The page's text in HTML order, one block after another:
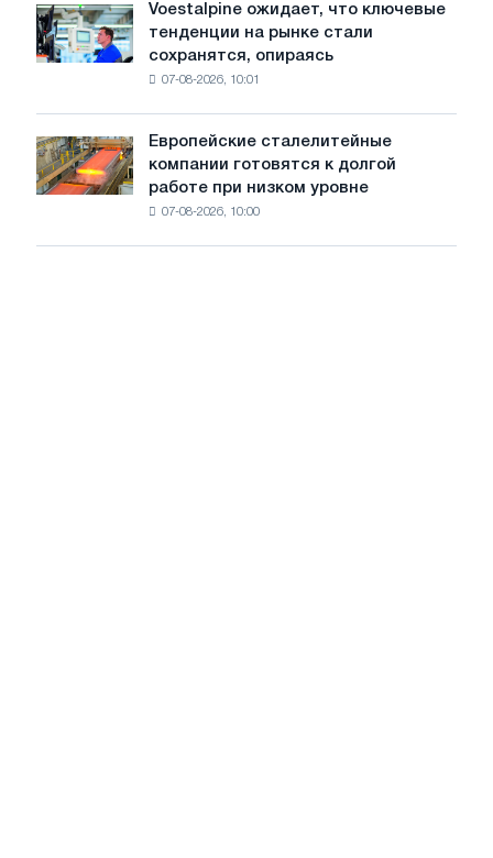
холоднокатаной
стали
из
стран
Voestalpine
ожидает,
что
рынке
стали
сохранятся,
на
Voestalpine ожидает, что ключевые
тенденции на рынке стали
сохранятся, опираясь
07-08-2026, 10:01
Европейские
сталелитейные
компании
Европейские сталелитейные
компании готовятся к долгой
работе при низком уровне
07-08-2026, 10:00